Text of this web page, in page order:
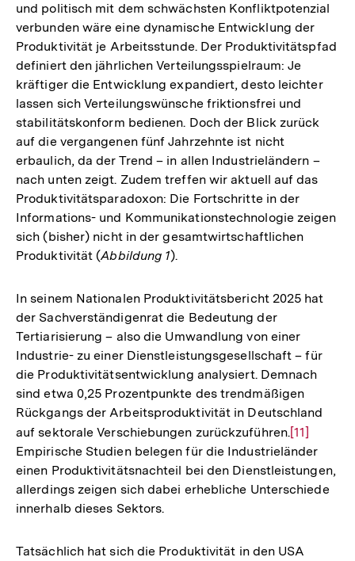
und politisch mit dem schwächsten Konfliktpotenzial
verbunden wäre eine dynamische Entwicklung der
Produktivität je Arbeitsstunde. Der Produktivitätspfad
definiert den jährlichen Verteilungsspielraum: Je
kräftiger die Entwicklung expandiert, desto leichter
lassen sich Verteilungswünsche friktionsfrei und
stabilitätskonform bedienen. Doch der Blick zurück
auf die vergangenen fünf Jahrzehnte ist nicht
erbaulich, da der Trend – in allen Industrieländern –
nach unten zeigt. Zudem treffen wir aktuell auf das
Produktivitätsparadoxon: Die Fortschritte in der
Informations- und Kommunikationstechnologie zeigen
sich (bisher) nicht in der gesamtwirtschaftlichen
Produktivität (Abbildung 1).
In seinem Nationalen Produktivitätsbericht 2025 hat
der Sachverständigenrat die Bedeutung der
Tertiarisierung – also die Umwandlung von einer
Industrie- zu einer Dienstleistungsgesellschaft – für
die Produktivitätsentwicklung analysiert. Demnach
sind etwa 0,25 Prozentpunkte des trendmäßigen
Rückgangs der Arbeitsproduktivität in Deutschland
auf sektorale Verschiebungen zurückzuführen.Zur
Auflösung
der
Fußnote
[11]
Empirische Studien belegen für die Industrieländer
einen Produktivitätsnachteil bei den Dienstleistungen,
allerdings zeigen sich dabei erhebliche Unterschiede
innerhalb dieses Sektors.
Tatsächlich hat sich die Produktivität in den USA